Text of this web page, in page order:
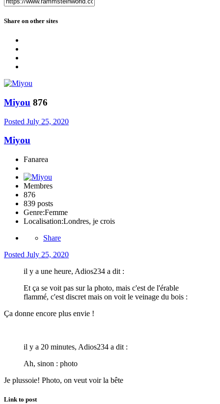
Share on other sites
Miyou 876
Posted July 25, 2020
Miyou
Fanarea
Membres
876
839 posts
Genre:Femme
Localisation:Londres, je crois
Share
Posted July 25, 2020
il y a une heure, Adios234 a dit :
Et ça se voit pas sur la photo, mais c'est de l'érable
flammé, c'est discret mais on voit le veinage du bois :
Ça donne encore plus envie !
il y a 20 minutes, Adios234 a dit :
Ah, sinon : photo
Je plussoie! Photo, on veut voir la bête
Link to post